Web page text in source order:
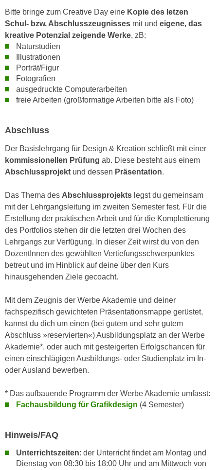
Bitte bringe zum Creative Day eine Kopie des letzen
Schul- bzw. Abschlusszeugnisses mit und eigene, das
kreative Potenzial zeigende Werke, zB:
Naturstudien
Illustrationen
Porträt/Figur
Fotografien
ausgedruckte Computerarbeiten
freie Arbeiten (großformatige Arbeiten bitte als Foto)
Abschluss
Der Basislehrgang für Design & Kreation schließt mit einer
kommissionellen Prüfung ab. Diese besteht aus einem
Abschlussprojekt und dessen Präsentation.
Das Thema des Abschlussprojekts legst du gemeinsam
mit der Lehrgangsleitung im zweiten Semester fest. Für die
Erstellung der praktischen Arbeit und für die Komplettierung
des Portfolios stehen dir die letzten drei Wochen des
Lehrgangs zur Verfügung. In dieser Zeit wirst du von den
DozentInnen des gewählten Vertiefungsschwerpunktes
betreut und im Hinblick auf deine über den Kurs
hinausgehenden Ziele gecoacht.
Mit dem Zeugnis der Werbe Akademie und deiner
fachspezifisch gewichteten Präsentationsmappe gerüstet,
kannst du dich um einen (bei gutem und sehr gutem
Abschluss »reservierten«) Ausbildungsplatz an der Werbe
Akademie*, oder auch mit gesteigerten Erfolgschancen für
einen einschlägigen Ausbildungs- oder Studienplatz im In-
oder Ausland bewerben.
* Das aufbauende Programm der Werbe Akademie umfasst:
Fachausbildung für Grafikdesign (4 Semester)
Hinweis/FAQ
Unterrichtszeiten: der Unterricht findet am Montag und
Dienstag von 08:30 bis 18:00 Uhr und am Mittwoch von
i
e
r
e
l
e
v
a
n
e
n
h
a
t
e
a
n
z
u
z
e
g
e
n
.
U
m
I
n
e
d
r
,
g
e
l
a
e
n
I
h
e
d
u
r
c
h
d
i
C
o
o
k
e
s
r
h
e
n